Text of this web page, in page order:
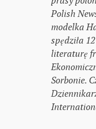
Polish
modelka
spędziła
literaturę
Sorbonie.